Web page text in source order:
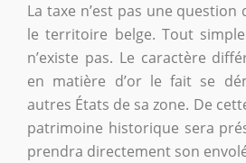
La taxe n’est pas une question
le territoire belge. Tout
n’existe pas. Le caractère
en matière d’or le fait se
autres États de sa zone. De
patrimoine historique sera
prendra directement son